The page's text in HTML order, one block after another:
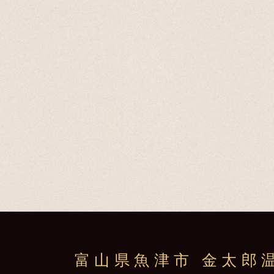
富山県魚津市 金太郎